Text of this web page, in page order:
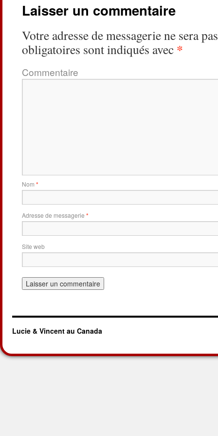
Laisser un commentaire
Votre adresse de messagerie ne sera
obligatoires sont indiqués avec *
Commentaire
Nom *
Adresse de messagerie *
Site web
Lucie & Vincent au Canada